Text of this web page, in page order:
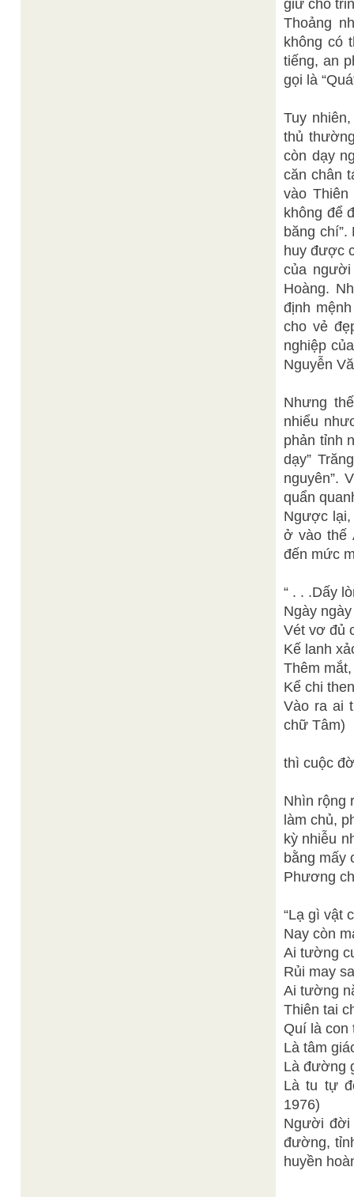
giữ cho
Thoảng
không có
tiếng, an
gọi là
Tuy
thủ
còn dạy
căn chân
vào
không để
băng
huy được
của
Hoàng.
định
cho vẻ
nghiệp
Nguyễn
Nhưng
nhiểu
phản tỉnh
dạy”
nguyên”.
quẩn
Ngược
ở vào thế
đến mức
“ . . .Dấy
Ngày
Vét vơ đủ
Kế lanh
Thêm
Kể chi
Vào ra ai
chữ Tâm)
thì cuộc
Nhìn rộng
làm chủ,
kỳ nhiễu
bằng mấy
Phương
“Lạ gì vật
Nay còn
Ai tường
Rủi may
Ai tường
Thiên tai
Quí là con
Là tâm
Là đường
Là tu tự
1976)
Người đời
đường,
huyền